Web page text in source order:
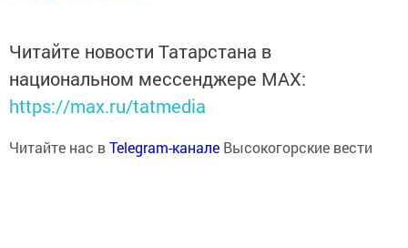
Читайте новости Татарстана в
национальном мессенджере MАХ:
https://max.ru/tatmedia
Читайте нас вTelegram-канале Высокогорские вести